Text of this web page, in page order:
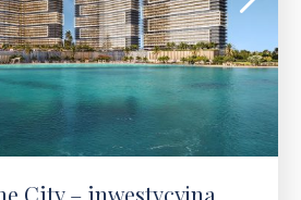
City – inwestycyjna